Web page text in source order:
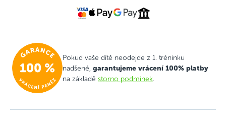
Pokud vaše dítě neodejde z 1. tréninku
nadšené, garantujeme vrácení 100% platby
na základě storno podmínek